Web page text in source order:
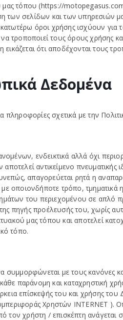
τόπου (https://
σελίδων και των υπηρεσιών
όροι χρήσης ισχύουν για
τροποποιεί τους όρους χρήσης
ότι αποδέχονται τους
Δεδομένα
πληροφορίες σχετικά με την
ενδεικτικά αλλά όχι
αντικείμενο πνευματικής
απαγορεύεται ρητά η
τρόπο, τμηματικά
του περιεχομένου σε
πηγής προέλευσής του, χωρίς
μας τόπου και αποτελεί
τόπο.
με τους κανόνες
παράνομη και καταχρηστική
επίσκεψής του και χρήσης
Χρηστών INTERNET ).
χρήστη / επισκέπτη ανάγεται